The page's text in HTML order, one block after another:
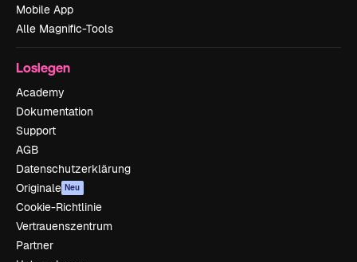
Mobile App
Alle Magnific-Tools
Loslegen
Academy
Dokumentation
Support
AGB
Datenschutzerklärung
Originale Neu
Cookie-Richtlinie
Vertrauenszentrum
Partner